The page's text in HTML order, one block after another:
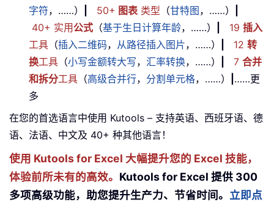
字符，……） 50+ 图表 类型 （甘特图，……）
40+ 实用公式 （基于生日计算年龄，……） 19 插入
工具 （插入二维码， 从路径插入图片，……） 12 转
换工具 （小写金额转大写， 汇率转换，……） 7 合并
和拆分工具 （高级合并行， 分割单元格，……）
……更
多
在您的首选语言中使用 Kutools – 支持英语、西班牙语、德
语、法语、中文及 40+ 种其他语言！
使用 Kutools for Excel 大幅提升您的 Excel 技能，
体验前所未有的高效。 Kutools for Excel 提供 300
多项高级功能，助您提升生产力、节省时间。 立即点